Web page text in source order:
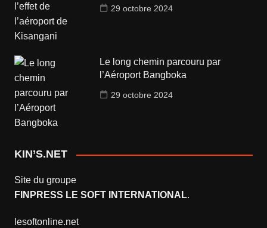
29 octobre 2024
Le long chemin parcouru par
l’Aéroport Bangboka
29 octobre 2024
KIN’S.NET
Site du groupe
FINPRESS LE SOFT INTERNATIONAL.
lesoftonline.net